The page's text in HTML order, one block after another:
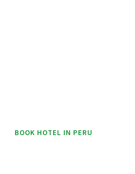
BOOK HOTEL IN PERU